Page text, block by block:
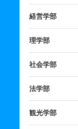
経営学部
理学部
社会学部
法学部
観光学部